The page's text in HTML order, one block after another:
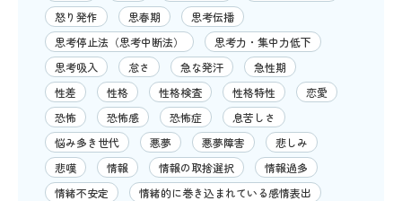
怒り発作
思春期
思考伝播
思考停止法（思考中断法）
思考力・集中力低下
思考吸入
怠さ 急な発汗
急性期
性差
性格 性格検査 性格特性
恋愛
恐怖
恐怖感 恐怖症
息苦しさ
悩み多き世代
悪夢 悪夢障害
悲しみ
悲嘆
情報 情報の取捨選択
情報過多
情緒不安定
情緒的に巻き込まれている感情表出